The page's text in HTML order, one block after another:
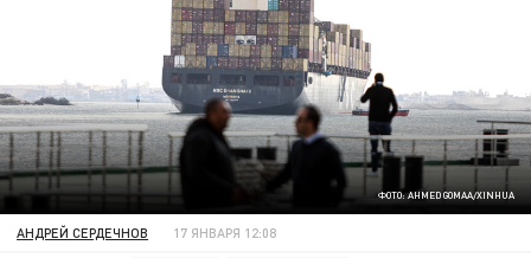
ФОТО: AHMED GOMAA/XINHUA
АНДРЕЙ СЕРДЕЧНОВ 17 ЯНВАРЯ 12:08